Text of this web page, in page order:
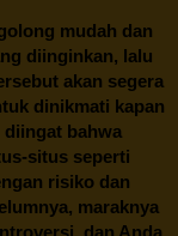
mudah dan
diinginkan, lalu
akan segera
dinikmati kapan
diingat bahwa
situs seperti
risiko dan
maraknya
dan Anda